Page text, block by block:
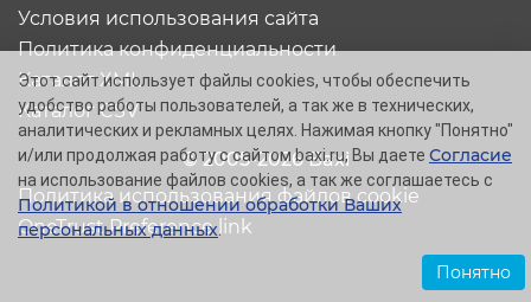
© 2005-2026 Baxi
Условия использования сайта
Политика конфиденциальности
Каталог XML
Каталог CSV
Политика использования файлов cookie
OneTrust Preference link
Этот сайт использует файлы cookies, чтобы обеспечить
удобство работы пользователей, а так же в технических,
аналитических и рекламных целях. Нажимая кнопку "Понятно"
и/или продолжая работу с сайтом baxi.ru, Вы даете Согласие
на использование файлов cookies, а так же соглашаетесь с
Политикой в отношении обработки Ваших
персональных данных.
Понятно